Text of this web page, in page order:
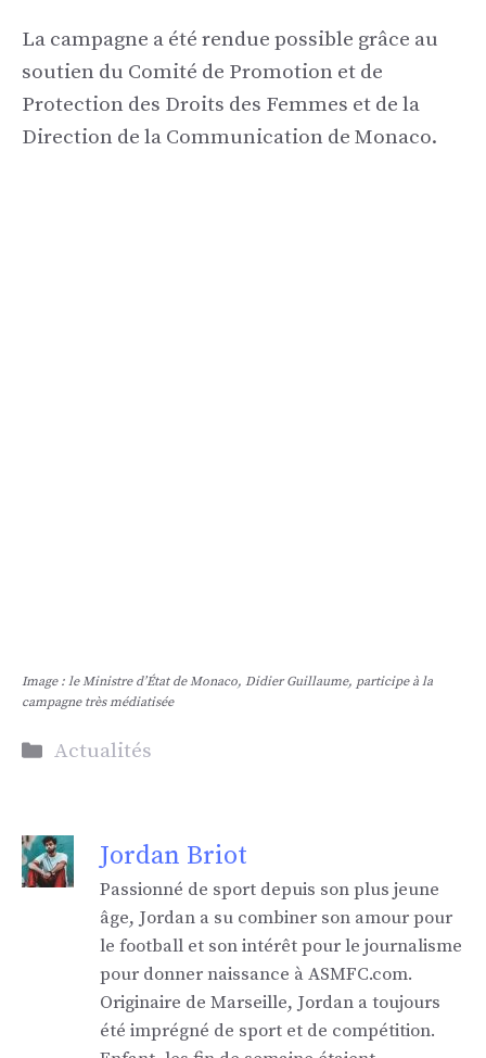
La campagne a été rendue possible grâce au
soutien du Comité de Promotion et de
Protection des Droits des Femmes et de la
Direction de la Communication de Monaco.
Image : le Ministre d’État de Monaco, Didier Guillaume, participe à la
campagne très médiatisée
Catégories
Actualités
Jordan Briot
Passionné de sport depuis son plus jeune
âge, Jordan a su combiner son amour pour
le football et son intérêt pour le journalisme
pour donner naissance à ASMFC.com.
Originaire de Marseille, Jordan a toujours
été imprégné de sport et de compétition.